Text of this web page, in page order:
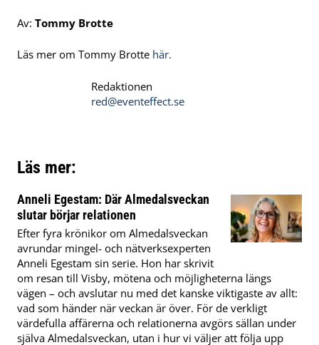
Av: Tommy Brotte
Läs mer om Tommy Brotte här.
Redaktionen
red@eventeffect.se
Läs mer:
Anneli Egestam: Där Almedalsveckan
slutar börjar relationen
Efter fyra krönikor om Almedalsveckan
avrundar mingel- och nätverksexperten
Anneli Egestam sin serie. Hon har skrivit
om resan till Visby, mötena och möjligheterna längs
vägen – och avslutar nu med det kanske viktigaste av allt:
vad som händer när veckan är över. För de verkligt
värdefulla affärerna och relationerna avgörs sällan under
själva Almedalsveckan, utan i hur vi väljer att följa upp